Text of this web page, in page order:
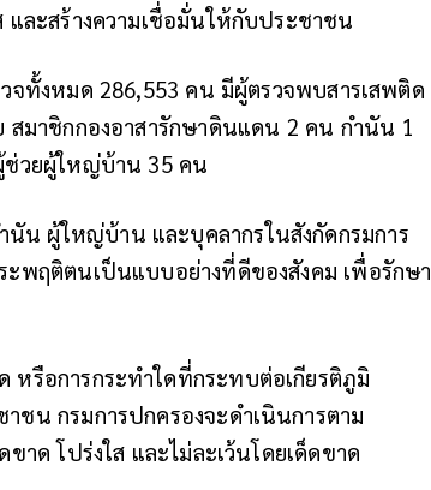
และสร้างความเชื่อมั่นให้กับประชาชน
จทั้งหมด 286,553 คน มีผู้ตรวจพบสารเสพติด
มาชิกกองอาสารักษาดินแดน 2 คน กำนัน 1
ช่วยผู้ใหญ่บ้าน 35 คน
นัน ผู้ใหญ่บ้าน และบุคลากรในสังกัดกรมการ
พฤติตนเป็นแบบอย่างที่ดีของสังคม เพื่อรักษา
หรือการกระทำใดที่กระทบต่อเกียรติภูมิ
ชน กรมการปกครองจะดำเนินการตาม
าด โปร่งใส และไม่ละเว้นโดยเด็ดขาด